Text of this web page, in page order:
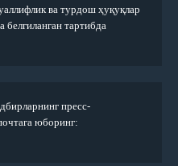
ва турдош ҳуқуқлар
тартибда
пресс-
юборинг: